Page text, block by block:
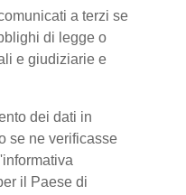
a terzi se
di legge o
e giudiziarie e
dei dati in
se ne verificasse
il Paese di